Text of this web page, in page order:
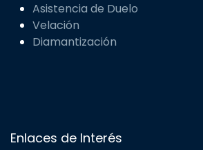
Asistencia de Duelo
Velación
Diamantización
Enlaces de Interés